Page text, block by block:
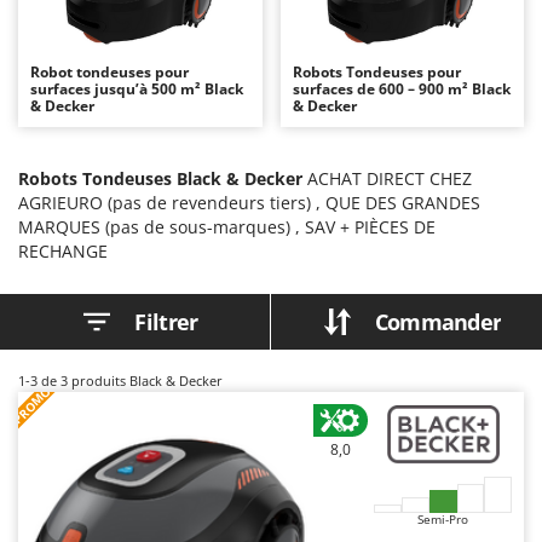
Autolaveuses
B
Barbecues
Bennes pour tracteur
Brouettes à moteur
Broyeurs à axe horizontal pour tracteur
Broyeurs de branches et végétaux
Chargeurs de batterie - Démarreurs
Charrues pour tracteur
Ambrogio Robot
ANTHBOT
Ardes
Argo
Artus
Attila
Ausonia
Baesso
Bahco
Robot tondeuses pour
surfaces jusqu’à 500 m² Black
& Decker
Robots Tondeuses pour
surfaces de 600 – 900 m² Black
& Decker
Robots Tondeuses Black & Decker ACHAT DIRECT CHEZ
AGRIEURO (pas de revendeurs tiers) , QUE DES GRANDES
MARQUES (pas de sous-marques) , SAV + PIÈCES DE
RECHANGE
Filtrer Commander
1-3 de 3 produits Black & Decker
PROMO
8,0
Semi-Pro